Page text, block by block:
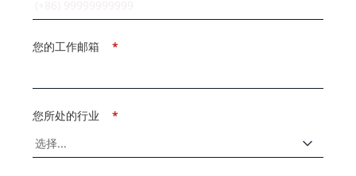
*
您的工作邮箱
*
您所处的行业